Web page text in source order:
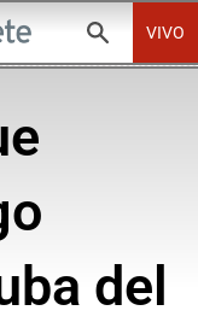
VIVO
del